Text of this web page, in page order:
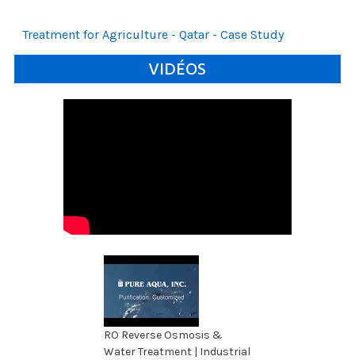
Treatment for Agriculture - Qatar - Case Study
VIDÉOS
RO Reverse Osmosis &
Water Treatment | Industrial